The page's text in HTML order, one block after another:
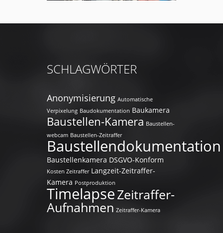
SCHLAGWÖRTER
Anonymisierung Automatische
Verpixelung Baudokumentation Baukamera
Baustellen-Kamera Baustellen-
webcam Baustellen-Zeitraffer
Baustellendokumentation
Baustellenkamera DSGVO-Konform
Kosten Zeitraffer Langzeit-Zeitraffer-
Kamera Postproduktion
TimelapseZeitraffer-
Aufnahmen Zeitraffer-Kamera